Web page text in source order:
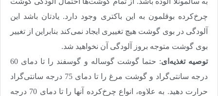
چرخ‌کرده بوقلمون به این باکتری وجود دارد. یادتان باشد این
آلودگی در بوی گوشت هیچ تغییری ایجاد نمی‌کند بنابراین از تغییر
بوی گوشت متوجه بروز آلودگی آن نخواهید شد.
توصیه تغذیه‌ای
: حتما گوشت گوساله و گوسفند را تا دمای 60
درجه سانتی‌گراد و گوشت مرغ را تا دمای 75 درجه سانتی‌گراد
حرارت دهید. به علاوه، انواع چرخ‌کرده آنها را تا دمای 70 درجه